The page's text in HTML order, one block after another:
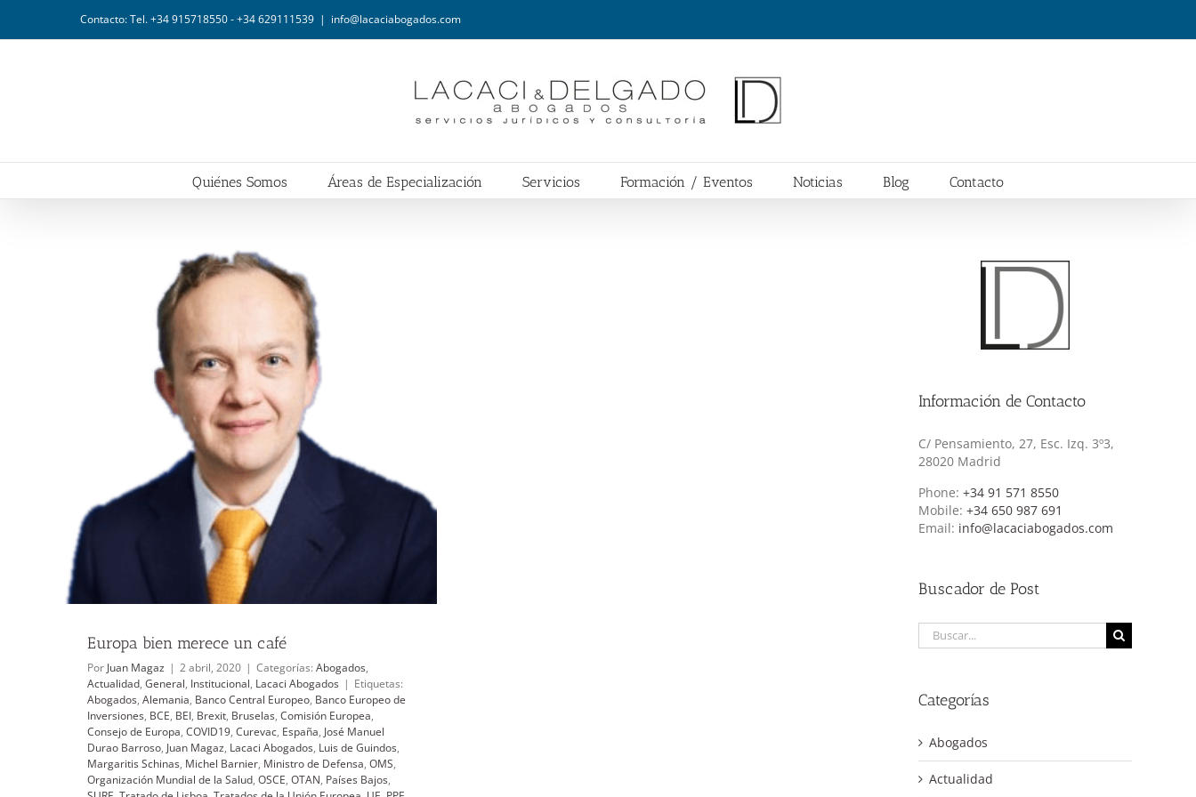
contenido
Contacto: Tel. +34 915718550 - +34 629111539 | info@lacaciabogados.com
Quiénes Somos Áreas de Especialización Servicios Formación / Eventos Noticias Blog Contacto
Europa bien merece un café
Por Juan Magaz | 2 abril, 2020 | Categorías: Abogados,
Actualidad, General, Institucional, Lacaci Abogados | Etiquetas:
Abogados, Alemania, Banco Central Europeo, Banco Europeo de
Inversiones, BCE, BEI, Brexit, Bruselas, Comisión Europea,
Consejo de Europa, COVID19, Curevac, España, José Manuel
Durao Barroso, Juan Magaz, Lacaci Abogados, Luis de Guindos,
Margaritis Schinas, Michel Barnier, Ministro de Defensa, OMS,
Organización Mundial de la Salud, OSCE, OTAN, Países Bajos,
Información de Contacto
C/ Pensamiento, 27, Esc. Izq. 3º3,
28020 Madrid
Phone: +34 91 571 8550
Mobile: +34 650 987 691
Email: info@lacaciabogados.com
Buscador de Post
Buscar:
Categorías
Abogados
Actualidad